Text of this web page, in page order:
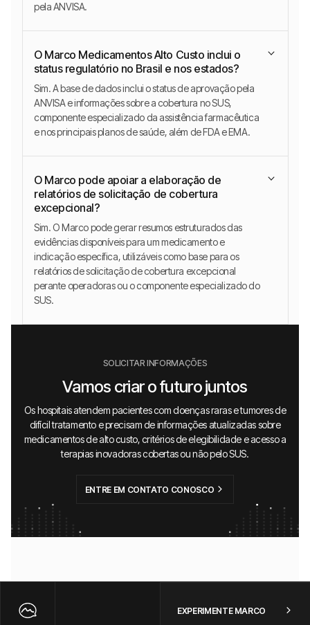
pela ANVISA.
O Marco Medicamentos Alto Custo inclui o
status regulatório no Brasil e nos estados?
Sim. A base de dados inclui o status de aprovação pela
ANVISA e informações sobre a cobertura no SUS,
componente especializado da assistência farmacêutica
e nos principais planos de saúde, além de FDA e EMA.
O Marco pode apoiar a elaboração de
relatórios de solicitação de cobertura
excepcional?
Sim. O Marco pode gerar resumos estruturados das
evidências disponíveis para um medicamento e
indicação específica, utilizáveis como base para os
relatórios de solicitação de cobertura excepcional
perante operadoras ou o componente especializado do
SUS.
SOLICITAR INFORMAÇÕES
Vamos criar o futuro juntos
Os hospitais atendem pacientes com doenças raras e tumores de
difícil tratamento e precisam de informações atualizadas sobre
medicamentos de alto custo, critérios de elegibilidade e acesso a
terapias inovadoras cobertas ou não pelo SUS.
ENTRE EM CONTATO CONOSCO
EXPERIMENTE MARCO